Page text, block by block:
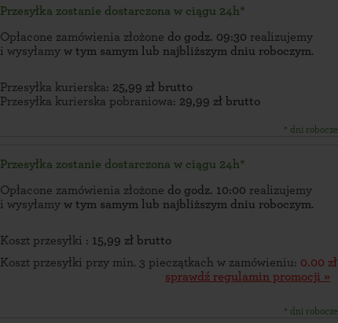
Przesyłka zostanie dostarczona w ciągu 24h*
Opłacone zamówienia złożone do godz. 09:30 realizujemy
i wysyłamy w tym samym lub najbliższym dniu roboczym.
Przesyłka kurierska: 25,99 zł brutto
Przesyłka kurierska pobraniowa: 29,99 zł brutto
* dni robocze
Przesyłka zostanie dostarczona w ciągu 24h*
Opłacone zamówienia złożone do godz. 10:00 realizujemy
i wysyłamy w tym samym lub najbliższym dniu roboczym.
Koszt przesyłki : 15,99 zł brutto
Koszt przesyłki przy min. 3 pieczątkach w zamówieniu: 0.00 zł
sprawdź regulamin promocji »
* dni robocze